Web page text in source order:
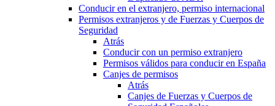
Conducir en el extranjero, permiso internacional
Permisos extranjeros y de Fuerzas y Cuerpos de
Seguridad
Atrás
Conducir con un permiso extranjero
Permisos válidos para conducir en España
Canjes de permisos
Atrás
Canjes de Fuerzas y Cuerpos de